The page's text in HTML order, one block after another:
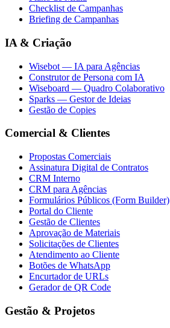
Checklist de Campanhas
Briefing de Campanhas
IA & Criação
Wisebot — IA para Agências
Construtor de Persona com IA
Wiseboard — Quadro Colaborativo
Sparks — Gestor de Ideias
Gestão de Copies
Comercial & Clientes
Propostas Comerciais
Assinatura Digital de Contratos
CRM Interno
CRM para Agências
Formulários Públicos (Form Builder)
Portal do Cliente
Gestão de Clientes
Aprovação de Materiais
Solicitações de Clientes
Atendimento ao Cliente
Botões de WhatsApp
Encurtador de URLs
Gerador de QR Code
Gestão & Projetos